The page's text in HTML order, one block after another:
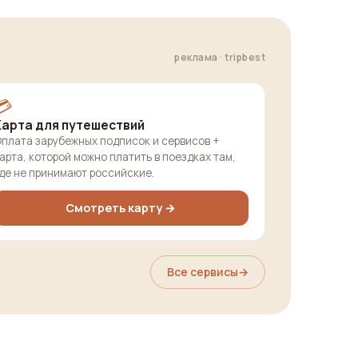
реклама · tripbest
для путешествий
зарубежных подписок и сервисов +
которой можно платить в поездках там,
не принимают российские.
Смотреть карту →
Все сервисы→